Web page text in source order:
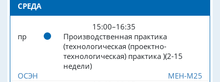
СРЕДА
15:00–16:35
пр
Производственная практика
(технологическая (проектно-
технологическая) практика )(2-15
недели)
ОСЭН
МЕН-М25